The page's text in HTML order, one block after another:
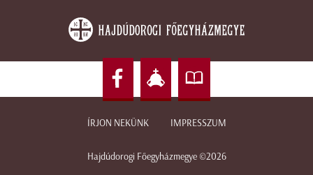
ÍRJON NEKÜNK IMPRESSZUM
Hajdúdorogi Főegyházmegye ©2026